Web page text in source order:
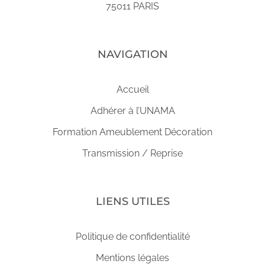
75011 PARIS
NAVIGATION
Accueil
Adhérer à l’UNAMA
Formation Ameublement Décoration
Transmission / Reprise
LIENS UTILES
Politique de confidentialité
Mentions légales